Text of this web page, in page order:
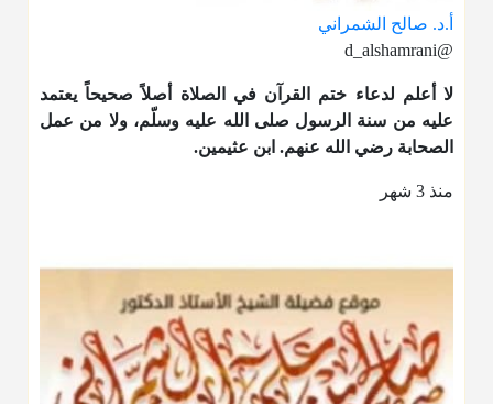
أ.د. صالح الشمراني
@d_alshamrani
لا أعلم لدعاء ختم القرآن في الصلاة أصلاً صحيحاً يعتمد
عليه من سنة الرسول صلى الله عليه وسلّم، ولا من عمل
الصحابة رضي الله عنهم. ابن عثيمين.
منذ 3 شهر